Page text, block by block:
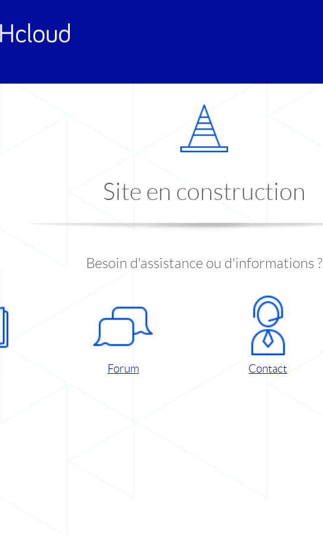
Site en construction
Besoin d'assistance ou d'informations ?
Forum Contact